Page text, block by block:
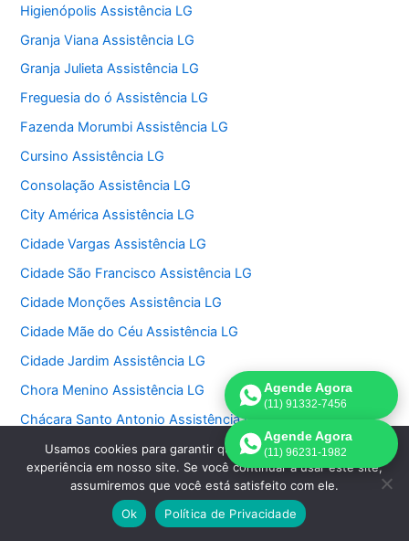
Higienópolis Assistência LG
Granja Viana Assistência LG
Granja Julieta Assistência LG
Freguesia do ó Assistência LG
Fazenda Morumbi Assistência LG
Cursino Assistência LG
Consolação Assistência LG
City América Assistência LG
Cidade Vargas Assistência LG
Cidade São Francisco Assistência LG
Cidade Monções Assistência LG
Cidade Mãe do Céu Assistência LG
Cidade Jardim Assistência LG
Chora Menino Assistência LG
Chácara Santo Antonio Assistência LG
Chácara Monte Alegre Assistência LG
Chácara Klabin Assistência LG
Chácara Itaim Assistência LG
Agende Agora
(11) 91332-7456
Agende Agora
(11) 96231-1982
Usamos cookies para garantir que oferecemos a melhor
experiência em nosso site. Se você continuar a usar este site,
assumiremos que você está satisfeito com ele.
Ok
Política de Privacidade